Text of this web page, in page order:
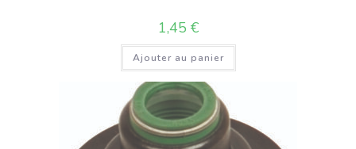
1,45 €
Ajouter au panier